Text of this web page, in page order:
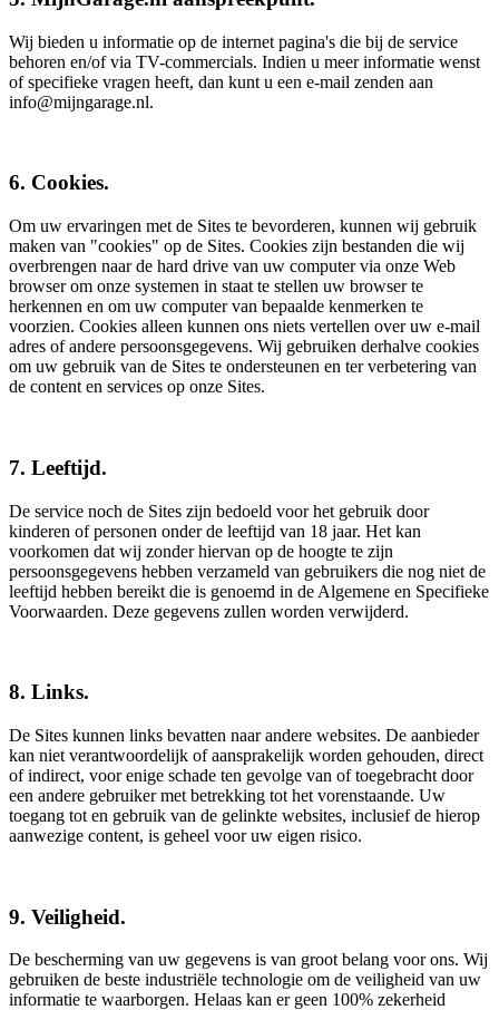
Wij bieden u informatie op de internet pagina's die bij de service
behoren en/of via TV-commercials. Indien u meer informatie wenst
of specifieke vragen heeft, dan kunt u een e-mail zenden aan
info@mijngarage.nl.
6. Cookies.
Om uw ervaringen met de Sites te bevorderen, kunnen wij gebruik
maken van "cookies" op de Sites. Cookies zijn bestanden die wij
overbrengen naar de hard drive van uw computer via onze Web
browser om onze systemen in staat te stellen uw browser te
herkennen en om uw computer van bepaalde kenmerken te
voorzien. Cookies alleen kunnen ons niets vertellen over uw e-mail
adres of andere persoonsgegevens. Wij gebruiken derhalve cookies
om uw gebruik van de Sites te ondersteunen en ter verbetering van
de content en services op onze Sites.
7. Leeftijd.
De service noch de Sites zijn bedoeld voor het gebruik door
kinderen of personen onder de leeftijd van 18 jaar. Het kan
voorkomen dat wij zonder hiervan op de hoogte te zijn
persoonsgegevens hebben verzameld van gebruikers die nog niet de
leeftijd hebben bereikt die is genoemd in de Algemene en Specifieke
Voorwaarden. Deze gegevens zullen worden verwijderd.
8. Links.
De Sites kunnen links bevatten naar andere websites. De aanbieder
kan niet verantwoordelijk of aansprakelijk worden gehouden, direct
of indirect, voor enige schade ten gevolge van of toegebracht door
een andere gebruiker met betrekking tot het vorenstaande. Uw
toegang tot en gebruik van de gelinkte websites, inclusief de hierop
aanwezige content, is geheel voor uw eigen risico.
9. Veiligheid.
De bescherming van uw gegevens is van groot belang voor ons. Wij
gebruiken de beste industriële technologie om de veiligheid van uw
informatie te waarborgen. Helaas kan er geen 100% zekerheid